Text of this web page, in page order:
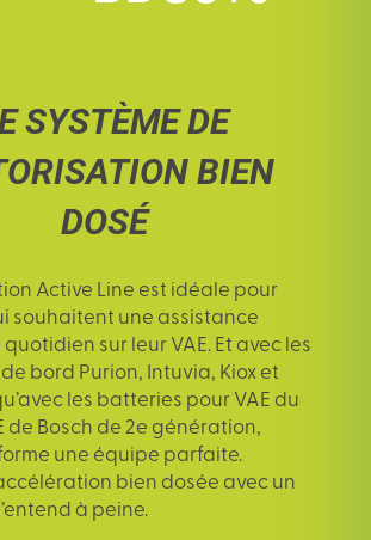
SYSTÈME DE
BIEN
DOSÉ
Active Line est idéale pour
souhaitent une assistance
sur leur VAE. Et avec les
bord Purion, Intuvia, Kiox et
les batteries pour VAE du
de Bosch de 2e génération,
forme une équipe parfaite.
bien dosée avec un
à peine.